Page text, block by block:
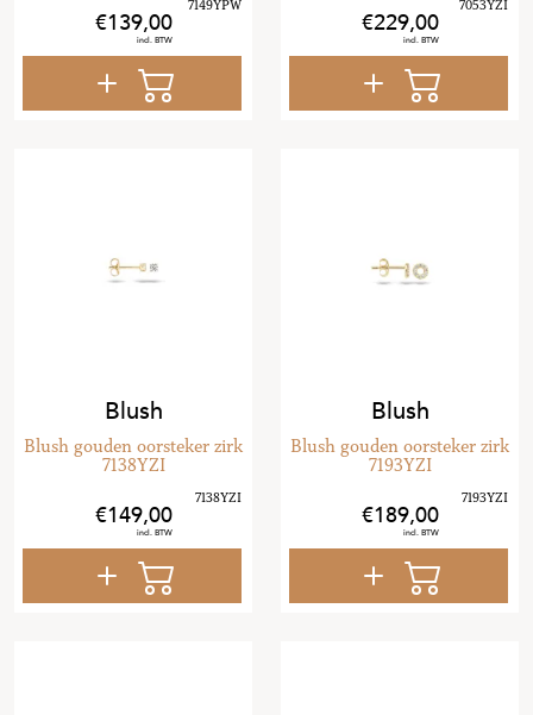
139,00 229,00
Blush
Blush gouden oorsteker zirk
7138YZI
149,00
Blush
Blush gouden oorsteker zirk
7193YZI
189,00